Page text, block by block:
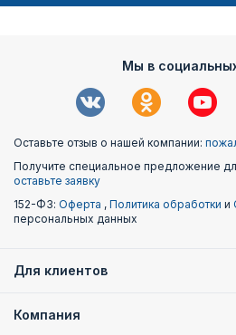
Мы в
Оставьте отзыв о нашей компании:
Получите специальное предложение
оставьте заявку
152-ФЗ: Оферта , Политика обработки и
персональных данных
Для клиентов
Компания